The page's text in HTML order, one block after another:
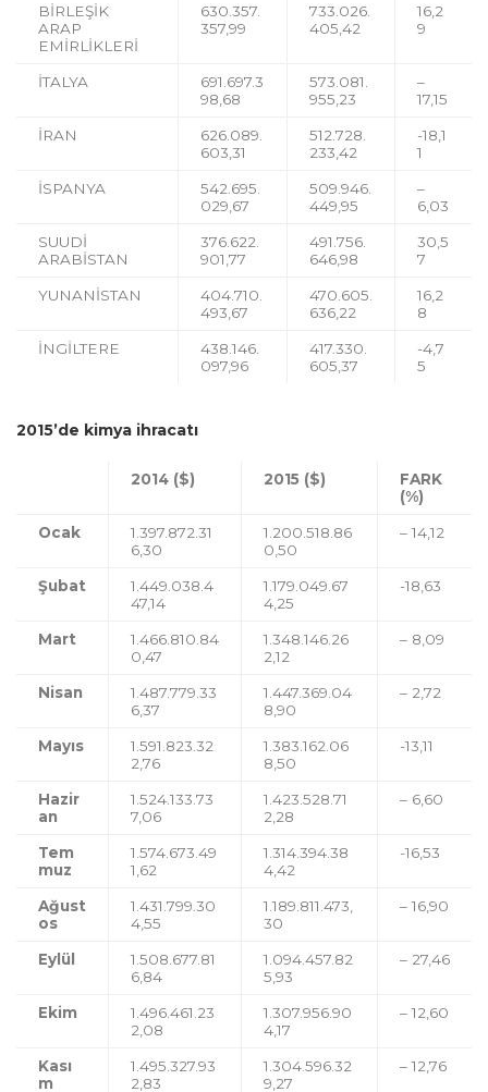
BİRLEŞİK
ARAP
EMİRLİKLERİ
630.357.
357,99
733.026.
405,42
16,2
9
İTALYA
691.697.3
98,68
573.081.
955,23
–
17,15
İRAN
626.089.
603,31
512.728.
233,42
-18,1
1
İSPANYA
542.695.
029,67
509.946.
449,95
–
6,03
SUUDİ
ARABİSTAN
376.622.
901,77
491.756.
646,98
30,5
7
YUNANİSTAN
404.710.
493,67
470.605.
636,22
16,2
8
İNGİLTERE
438.146.
097,96
417.330.
605,37
-4,7
5
2015’de kimya ihracatı
2014 ($) 2015 ($)
FARK
(%)
Ocak
1.397.872.31
6,30
1.200.518.86
0,50
– 14,12
Şubat
1.449.038.4
47,14
1.179.049.67
4,25
-18,63
Mart
1.466.810.84
0,47
1.348.146.26
2,12
– 8,09
Nisan
1.487.779.33
6,37
1.447.369.04
8,90
– 2,72
Mayıs
1.591.823.32
2,76
1.383.162.06
8,50
-13,11
Hazir
an
1.524.133.73
7,06
1.423.528.71
2,28
– 6,60
Tem
muz
1.574.673.49
1,62
1.314.394.38
4,42
-16,53
Ağust
os
1.431.799.30
4,55
1.189.811.473,
30
– 16,90
Eylül
1.508.677.81
6,84
1.094.457.82
5,93
– 27,46
Ekim
1.496.461.23
2,08
1.307.956.90
4,17
– 12,60
Kası
m
1.495.327.93
2,83
1.304.596.32
9,27
– 12,76